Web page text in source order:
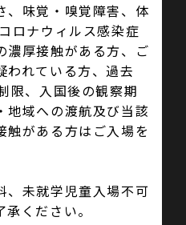
味覚・嗅覚障害、体
ロナウィルス感染症
濃厚接触がある方、ご
われている方、過去
限、入国後の観察期
地域への渡航及び当該
触がある方はご入場を
未就学児童入場不可
ください。